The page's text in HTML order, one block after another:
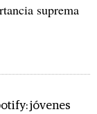
suprema
jóvenes